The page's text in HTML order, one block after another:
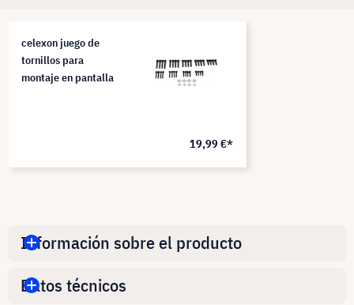
celexon juego de
tornillos para
montaje en pantalla
19,99 €*
Información sobre el producto
Datos técnicos